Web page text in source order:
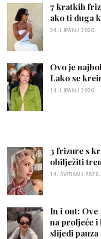
7 kratkih
ako ti duga
24. LIPANJ 2026.
Ovo je
Lako se
14. LIPANJ 2026.
3 frizure s
obilježiti
14. SVIBANJ 2026.
In i out:
na proljeće i
slijedi pauza